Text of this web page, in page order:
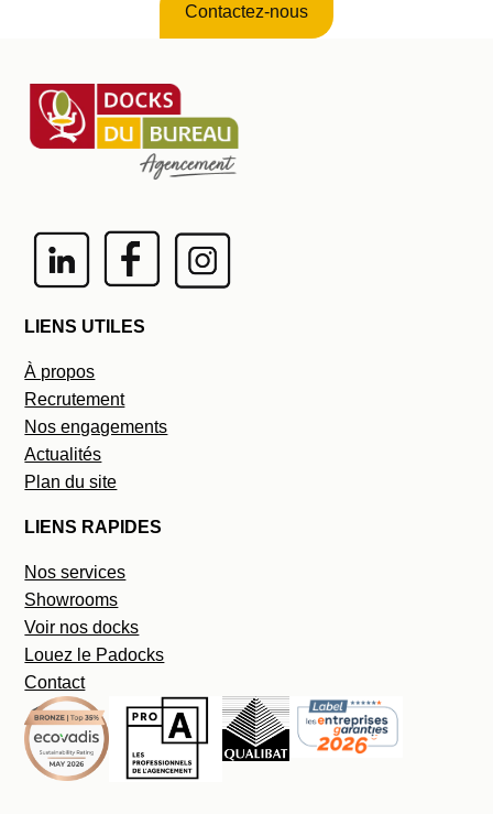
Contactez-nous
LIENS UTILES
À propos
Recrutement
Nos engagements
Actualités
Plan du site
LIENS RAPIDES
Nos services
Showrooms
Voir nos docks
Louez le Padocks
Contact